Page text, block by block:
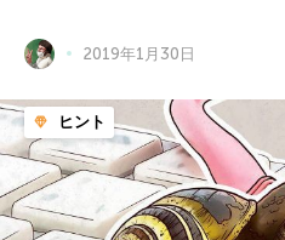
2019年1月30日
ヒント